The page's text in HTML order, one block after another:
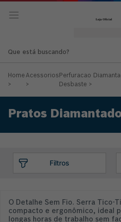
Home
>
Acessorios
>
Perfuracao
Desbaste >
Pratos
O Detalhe Sem Fio. Serra Tico-
compacto e ergonômico, ideal
longas horas de trabalho sem